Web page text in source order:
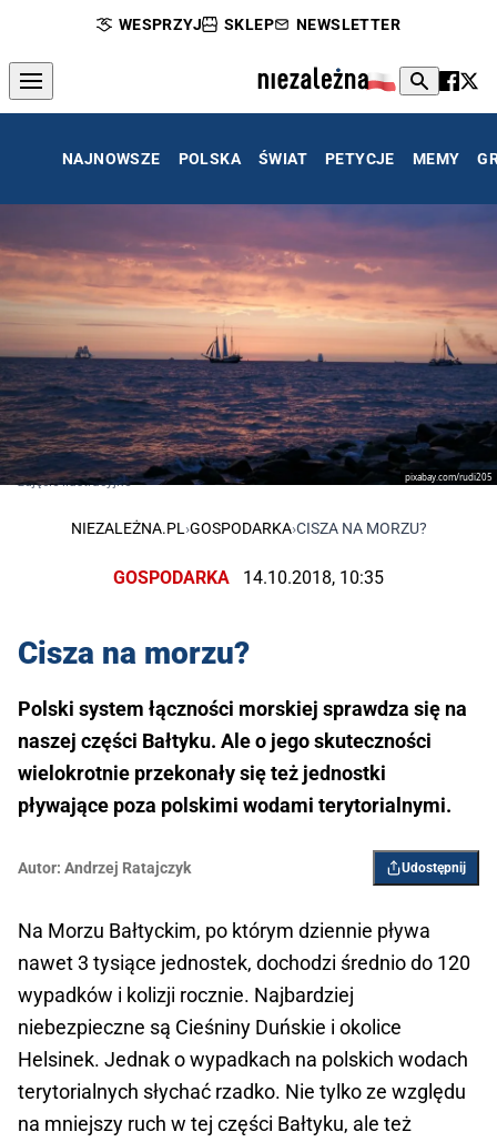
WESPRZYJ SKLEP NEWSLETTER
NAJNOWSZE POLSKA ŚWIAT PETYCJE MEMY
pixabay.com/rudi205
zdjęcie ilustracyjne
NIEZALEŻNA.PL›GOSPODARKA›CISZA NA MORZU?
GOSPODARKA 14.10.2018, 10:35
Cisza na morzu?
Polski system łączności morskiej sprawdza się na
naszej części Bałtyku. Ale o jego skuteczności
wielokrotnie przekonały się też jednostki
pływające poza polskimi wodami terytorialnymi.
Autor: Andrzej Ratajczyk Udostępnij
Na Morzu Bałtyckim, po którym dziennie pływa
nawet 3 tysiące jednostek, dochodzi średnio do 120
wypadków i kolizji rocznie. Najbardziej
niebezpieczne są Cieśniny Duńskie i okolice
Helsinek. Jednak o wypadkach na polskich wodach
terytorialnych słychać rzadko. Nie tylko ze względu
na mniejszy ruch w tej części Bałtyku, ale też